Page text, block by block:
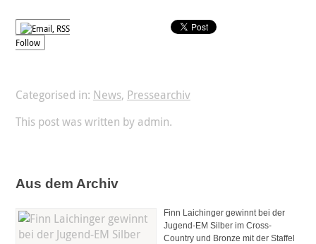
Follow
Categorised in: News, Pressearchiv
This post was written by admin.
Aus dem Archiv
Finn Laichinger gewinnt bei der
Jugend-EM Silber im Cross-
Country und Bronze mit der Staffel